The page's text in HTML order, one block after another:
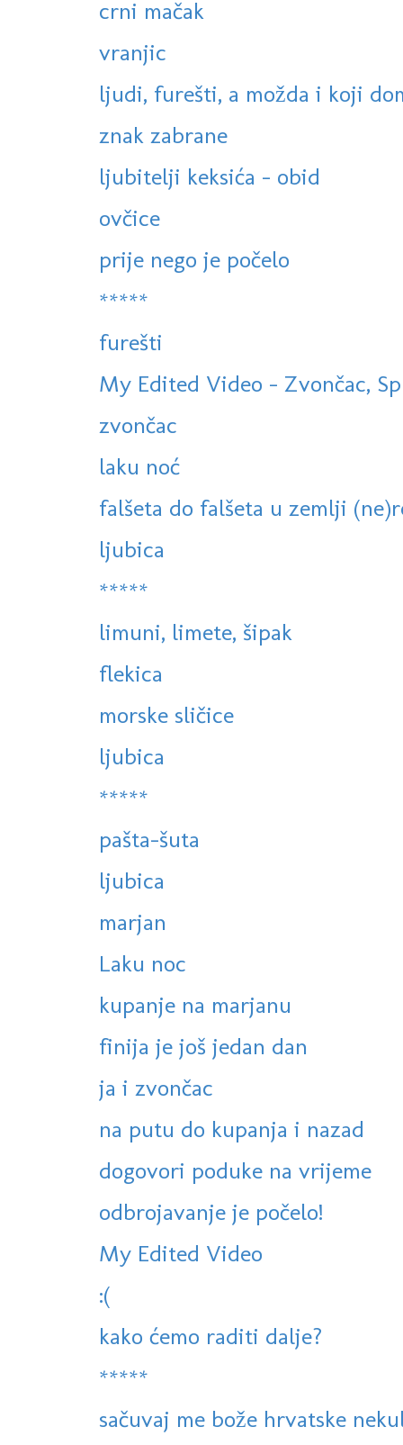
crni mačak
vranjic
ljudi, furešti, a možda i koji
znak zabrane
ljubitelji keksića - obid
ovčice
prije nego je počelo
*****
furešti
My Edited Video - Zvončac,
zvončac
laku noć
falšeta do falšeta u zemlji
ljubica
*****
limuni, limete, šipak
flekica
morske sličice
ljubica
*****
pašta-šuta
ljubica
marjan
Laku noc
kupanje na marjanu
finija je još jedan dan
ja i zvončac
na putu do kupanja i nazad
dogovori poduke na vrijeme
odbrojavanje je počelo!
My Edited Video
:(
kako ćemo raditi dalje?
*****
sačuvaj me bože hrvatske